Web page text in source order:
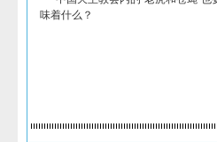
味着什么？
晋